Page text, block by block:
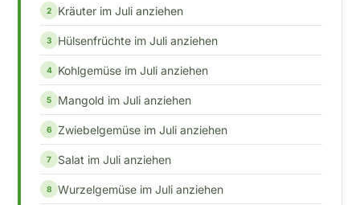
Kräuter im Juli anziehen
Hülsenfrüchte im Juli anziehen
Kohlgemüse im Juli anziehen
Mangold im Juli anziehen
Zwiebelgemüse im Juli anziehen
Salat im Juli anziehen
Wurzelgemüse im Juli anziehen